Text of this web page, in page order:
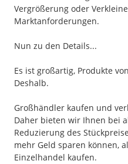
Vergrößerung oder
Marktanforderungen.
Nun zu den Details...
Es ist großartig, Produkte
Deshalb.
Großhändler kaufen und
Daher bieten wir Ihnen bei
Reduzierung des
mehr Geld sparen können,
Einzelhandel kaufen.